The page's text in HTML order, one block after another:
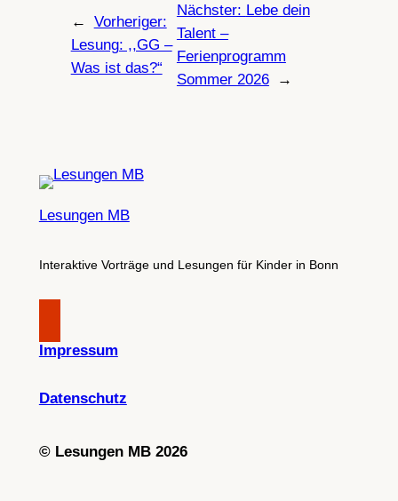
←
Vorheriger:
Lesung: ,,GG –
Was ist das?“
Nächster: Lebe dein
Talent –
Ferienprogramm
Sommer 2026
→
Lesungen MB
Interaktive Vorträge und Lesungen für Kinder in Bonn
Impressum
Datenschutz
© Lesungen MB 2026